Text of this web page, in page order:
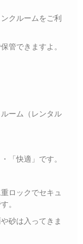
クルームをご利
管できますよ。
ーム（レンタル
「快適」です。
ロックでセキュ
。
砂は入ってきま